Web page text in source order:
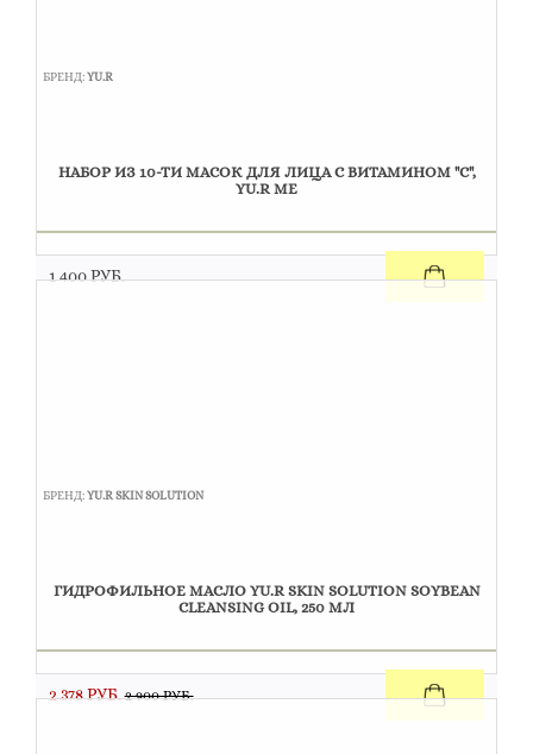
БРЕНД:YU.R
НАБОР ИЗ 10-ТИ МАСОК ДЛЯ ЛИЦА С ВИТАМИНОМ "С",
YU.R ME
1 400 РУБ.
БРЕНД:YU.R SKIN SOLUTION
ГИДРОФИЛЬНОЕ МАСЛО YU.R SKIN SOLUTION SOYBEAN
CLEANSING OIL, 250 МЛ
2 378 РУБ. 2 900 РУБ.